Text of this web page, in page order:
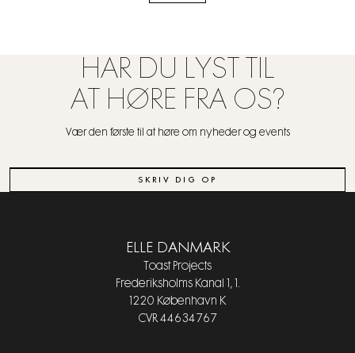
HAR DU LYST TIL
AT HØRE FRA OS?
Vær den første til at høre om nyheder og events
SKRIV DIG OP
ELLE DANMARK
Toast Projects
Frederiksholms Kanal 1, 1.
1220 København K
CVR 44634767